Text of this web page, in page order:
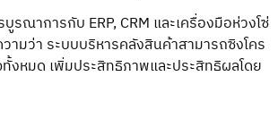
รณาการกับ ERP, CRM และเครื่องมือห่วงโซ่
ามว่า ระบบบริหารคลังสินค้าสามารถซิงโคร
งหมด เพิ่มประสิทธิภาพและประสิทธิผลโดย